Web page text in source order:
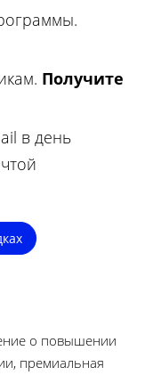
Получите
в день
о повышении
премиальная